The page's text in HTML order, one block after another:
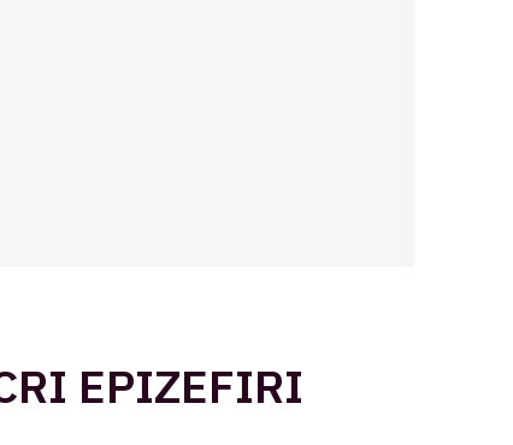
EPIZEFIRI